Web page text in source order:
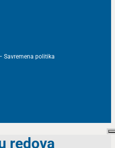
Savremena politika
redova